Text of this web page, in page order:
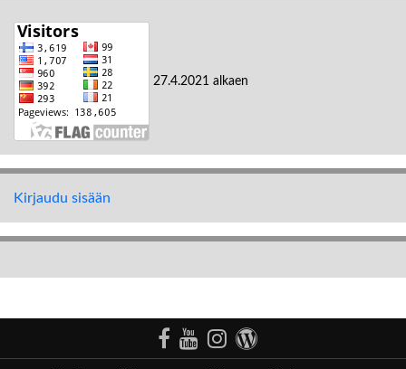
27.4.2021 alkaen
Kirjaudu sisään